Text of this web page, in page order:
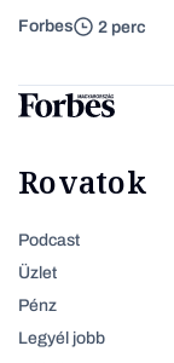
Forbes 2 perc
Rovatok
Podcast
Üzlet
Pénz
Legyél jobb